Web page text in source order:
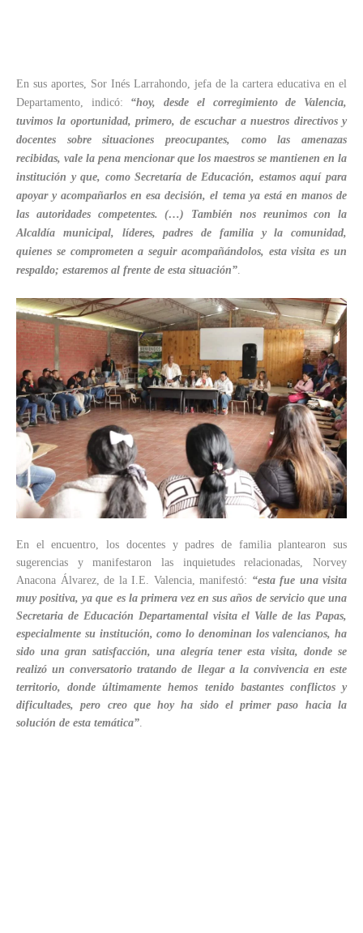
En sus aportes, Sor Inés Larrahondo, jefa de la cartera educativa en el
Departamento, indicó: “hoy, desde el corregimiento de Valencia,
tuvimos la oportunidad, primero, de escuchar a nuestros directivos y
docentes sobre situaciones preocupantes, como las amenazas
recibidas, vale la pena mencionar que los maestros se mantienen en la
institución y que, como Secretaría de Educación, estamos aquí para
apoyar y acompañarlos en esa decisión, el tema ya está en manos de
las autoridades competentes. (…) También nos reunimos con la
Alcaldía municipal, líderes, padres de familia y la comunidad,
quienes se comprometen a seguir acompañándolos, esta visita es un
respaldo; estaremos al frente de esta situación”.
En el encuentro, los docentes y padres de familia plantearon sus
sugerencias y manifestaron las inquietudes relacionadas, Norvey
Anacona Álvarez, de la I.E. Valencia, manifestó: “esta fue una visita
muy positiva, ya que es la primera vez en sus años de servicio que una
Secretaria de Educación Departamental visita el Valle de las Papas,
especialmente su institución, como lo denominan los valencianos, ha
sido una gran satisfacción, una alegría tener esta visita, donde se
realizó un conversatorio tratando de llegar a la convivencia en este
territorio, donde últimamente hemos tenido bastantes conflictos y
dificultades, pero creo que hoy ha sido el primer paso hacia la
solución de esta temática”.